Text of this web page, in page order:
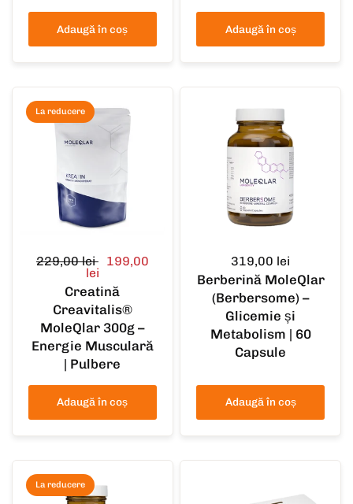
Adaugă în coș Adaugă în coș
La reducere
229,00 lei 199,00
lei
Creatină
Creavitalis®
MoleQlar 300g –
Energie Musculară
| Pulbere
Adaugă în coș
319,00 lei
Berberină MoleQlar
(Berbersome) –
Glicemie și
Metabolism | 60
Capsule
Adaugă în coș
La reducere